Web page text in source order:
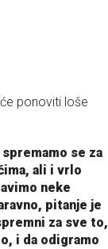
ponoviti loše
se za
ali i vrlo
neke
pitanje je
za sve to,
i da odigramo